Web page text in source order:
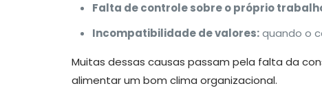
Falta de controle sobre o próprio
Incompatibilidade de valores:quando o
Muitas dessas causas passam pela falta da
alimentar um bom clima organizacional.